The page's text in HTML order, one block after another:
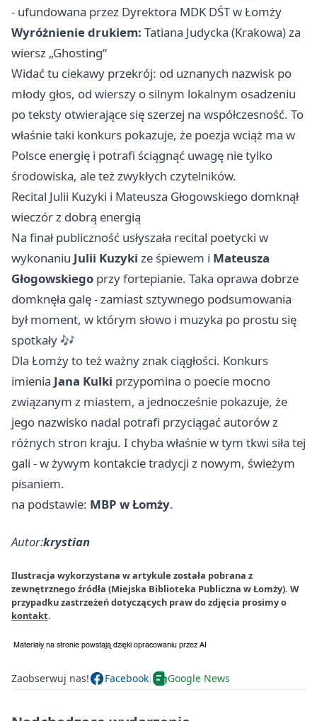
- ufundowana przez Dyrektora MDK DŚT w Łomży
Wyróżnienie drukiem: Tatiana Judycka (Krakowa) za
wiersz „Ghosting“
Widać tu ciekawy przekrój: od uznanych nazwisk po
młody głos, od wierszy o silnym lokalnym osadzeniu
po teksty otwierające się szerzej na współczesność. To
właśnie taki konkurs pokazuje, że poezja wciąż ma w
Polsce energię i potrafi ściągnąć uwagę nie tylko
środowiska, ale też zwykłych czytelników.
Recital Julii Kuzyki i Mateusza Głogowskiego domknął
wieczór z dobrą energią
Na finał publiczność usłyszała recital poetycki w
wykonaniu Julii Kuzyki ze śpiewem i Mateusza
Głogowskiego przy fortepianie. Taka oprawa dobrze
domknęła galę - zamiast sztywnego podsumowania
był moment, w którym słowo i muzyka po prostu się
spotkały 🎶
Dla Łomży to też ważny znak ciągłości. Konkurs
imienia Jana Kulki przypomina o poecie mocno
związanym z miastem, a jednocześnie pokazuje, że
jego nazwisko nadal potrafi przyciągać autorów z
różnych stron kraju. I chyba właśnie w tym tkwi siła tej
gali - w żywym kontakcie tradycji z nowym, świeżym
pisaniem.
na podstawie: MBP w Łomży.
Autor:krystian
Ilustracja wykorzystana w artykule została pobrana z
zewnętrznego źródła (Miejska Biblioteka Publiczna w Łomży). W
przypadku zastrzeżeń dotyczących praw do zdjęcia prosimy o
kontakt.
Zaobserwuj nas! Facebook Google News